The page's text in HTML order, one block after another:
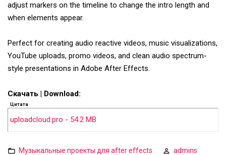
adjust markers on the timeline to change the intro length and
when elements appear.
Perfect for creating audio reactive videos, music visualizations,
YouTube uploads, promo videos, and clean audio spectrum-
style presentations in Adobe After Effects.
Скачать | Download:
Цитата
uploadcloud.pro - 54.2 MB
Музыкальные проекты для after effects admins